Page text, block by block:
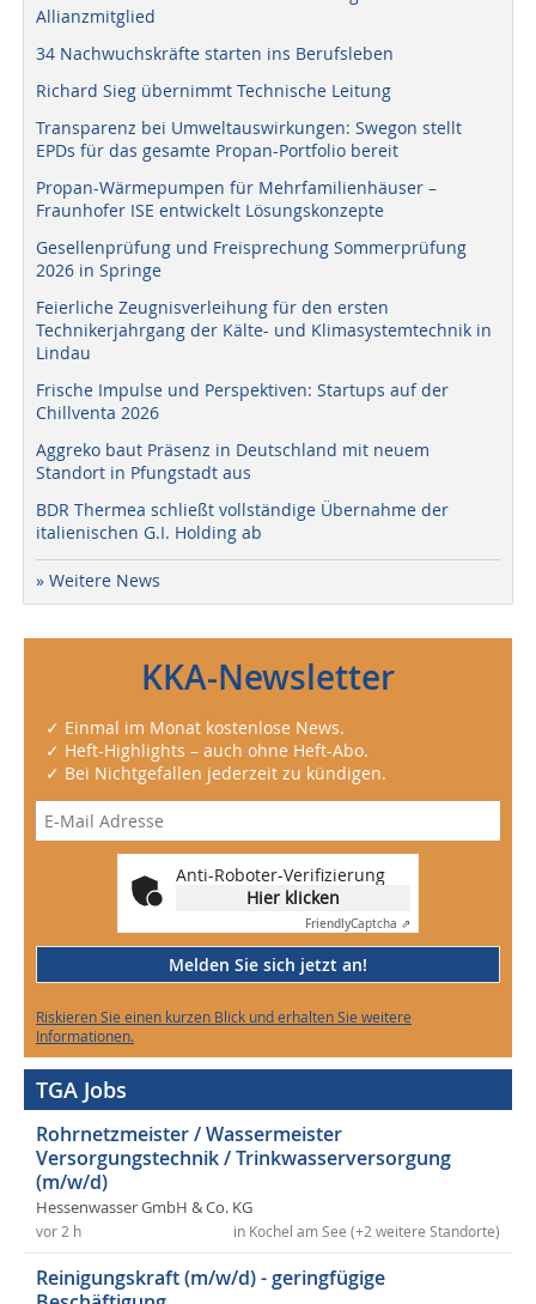
Allianzmitglied
34 Nachwuchskräfte starten ins Berufsleben
Richard Sieg übernimmt Technische Leitung
Transparenz bei Umweltauswirkungen: Swegon stellt
EPDs für das gesamte Propan-Portfolio bereit
Propan-Wärmepumpen für Mehrfamilienhäuser –
Fraunhofer ISE entwickelt Lösungskonzepte
Gesellenprüfung und Freisprechung Sommerprüfung
2026 in Springe
Feierliche Zeugnisverleihung für den ersten
Technikerjahrgang der Kälte- und Klimasystemtechnik in
Lindau
Frische Impulse und Perspektiven: Startups auf der
Chillventa 2026
Aggreko baut Präsenz in Deutschland mit neuem
Standort in Pfungstadt aus
BDR Thermea schließt vollständige Übernahme der
italienischen G.I. Holding ab
» Weitere News
KKA-Newsletter
✓ Einmal im Monat kostenlose News.
✓ Heft-Highlights – auch ohne Heft-Abo.
✓ Bei Nichtgefallen jederzeit zu kündigen.
Anti-Roboter-Verifizierung
Hier klicken
FriendlyCaptcha ⇗
Melden Sie sich jetzt an!
Riskieren Sie einen kurzen Blick und erhalten Sie weitere
Informationen.
TGA Jobs
Rohrnetzmeister / Wassermeister
Versorgungstechnik / Trinkwasserversorgung
(m/w/d)
Hessenwasser GmbH & Co. KG
in Kochel am See (+2 weitere Standorte)
vor 2 h
Reinigungskraft (m/w/d) - geringfügige